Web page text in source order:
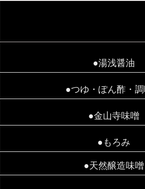
●湯浅醤油
●つゆ・ぽん酢・
●金山寺味噌
●もろみ
●天然醸造味噌